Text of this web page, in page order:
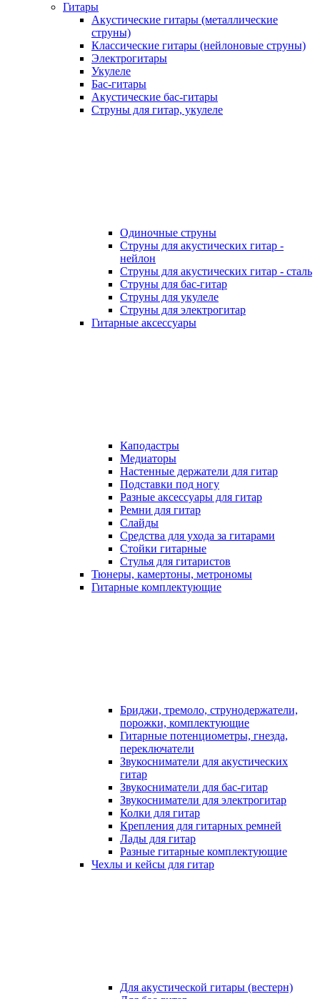
Гитары
Акустические гитары (металлические
струны)
Классические гитары (нейлоновые струны)
Электрогитары
Укулеле
Бас-гитары
Акустические бас-гитары
Струны для гитар, укулеле
Одиночные струны
Струны для акустических гитар -
нейлон
Струны для акустических гитар - сталь
Струны для бас-гитар
Струны для укулеле
Струны для электрогитар
Гитарные аксессуары
Каподастры
Медиаторы
Настенные держатели для гитар
Подставки под ногу
Разные аксессуары для гитар
Ремни для гитар
Слайды
Средства для ухода за гитарами
Стойки гитарные
Стулья для гитаристов
Тюнеры, камертоны, метрономы
Гитарные комплектующие
Бриджи, тремоло, струнодержатели,
порожки, комплектующие
Гитарные потенциометры, гнезда,
переключатели
Звукосниматели для акустических
гитар
Звукосниматели для бас-гитар
Звукосниматели для электрогитар
Колки для гитар
Крепления для гитарных ремней
Лады для гитар
Разные гитарные комплектующие
Чехлы и кейсы для гитар
Для акустической гитары (вестерн)